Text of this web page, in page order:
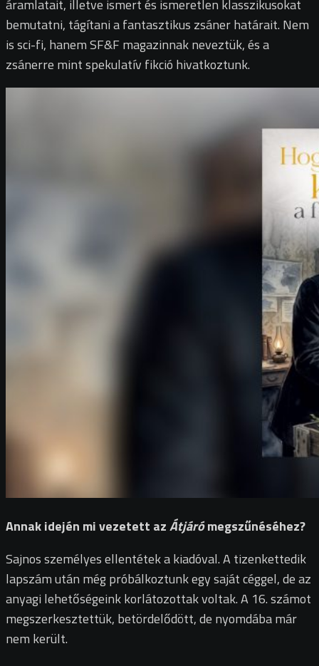
áramlatait, illetve ismert és ismeretlen klasszikusokat
bemutatni, tágítani a fantasztikus zsáner határait. Nem
is sci-fi, hanem SF&F magazinnak neveztük, és a
zsánerre mint spekulatív fikció hivatkoztunk.
Annak idején mi vezetett azÁtjárómegszűnéséhez?
Sajnos személyes ellentétek a kiadóval. A tizenkettedik
lapszám után még próbálkoztunk egy saját céggel, de az
anyagi lehetőségeink korlátozottak voltak. A 16. számot
megszerkesztettük, betördelődött, de nyomdába már
nem került.